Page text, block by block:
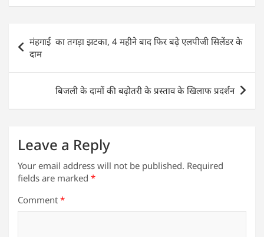
at
s
A
p
c
e
b
o
o
k
itt
er
k
e
dI
n
ai
l
ar
e
Post
navigation
मंहगाई का तगड़ा झटका, 4 महीने बाद फिर बढ़े एलपीजी सिलेंडर के
दाम
बिजली के दामों की बढ़ोतरी के प्रस्ताव के खिलाफ प्रदर्शन
Leave a Reply
Your email address will not be published. Required
fields are marked *
Comment *